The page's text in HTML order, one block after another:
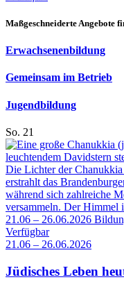
Maßgeschneiderte Angebote
Erwachsenenbildung
Gemeinsam im Betrieb
Jugendbildung
So. 21
21.06 – 26.06.2026
Verfügbar
21.06 – 26.06.2026
Jüdisches Leben